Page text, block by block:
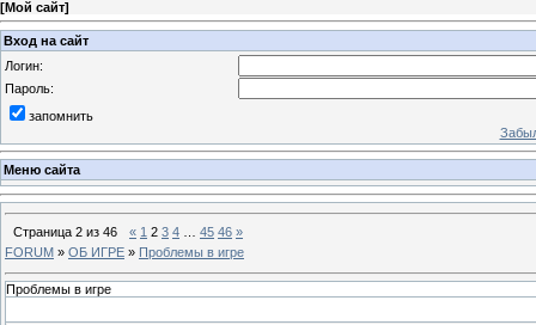
[Мой сайт]
Вход на сайт
Логин:
Пароль:
запомнить
Меню сайта
Страница 2 из 46 « 1 2 3 4 45 46 »
FORUM » ОБ ИГРЕ » Проблемы в игре
Проблемы в игре